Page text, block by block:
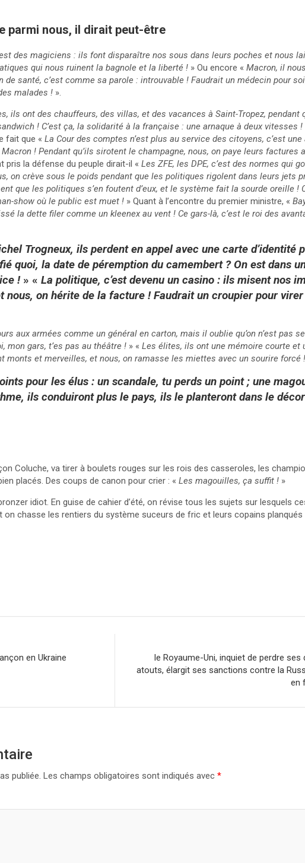
parmi nous, il dirait peut-être
des magiciens : ils font disparaître nos sous dans leurs poches et nous
qui nous ruinent la bagnole et la liberté ! » Ou encore « Macron, il
de santé, c’est comme sa parole : introuvable ! Faudrait un médecin pour
malades ! ».
ils ont des chauffeurs, des villas, et des vacances à Saint-Tropez, pendant
! C’est ça, la solidarité à la française : une arnaque à deux vitesses !
fait que « La Cour des comptes n’est plus au service des citoyens, c’est une
! Pendant qu’ils sirotent le champagne, nous, on paye leurs factures
pris la défense du peuple dirait-il « Les ZFE, les DPE, c’est des normes qui
on crève sous le poids pendant que les politiques rigolent dans leurs jets
que les politiques s’en foutent d’eux, et le système fait la sourde oreille !
show où le public est muet ! » Quant à l’encontre du premier ministre, «
la dette filer comme un kleenex au vent ! Ce gars-là, c’est le roi des
Trogneux, ils perdent en appel avec une carte d’identité
quoi, la date de péremption du camembert ? On est dans
!» « La politique, c’est devenu un casino : ils misent nos
nous, on hérite de la facture ! Faudrait un croupier pour
aux armées comme un général en carton, mais il oublie qu’on n’est pas
mon gars, t’es pas au théâtre ! » « Les élites, ils ont une mémoire courte et
monts et merveilles, et nous, on ramasse les miettes avec un sourire forcé !
pour les élus : un scandale, tu perds un point ; une
ils conduiront plus le pays, ils le planteront dans le
Coluche, va tirer à boulets rouges sur les rois des casseroles, les
placés. Des coups de canon pour crier : « Les magouilles, ça suffit ! »
idiot. En guise de cahier d’été, on révise tous les sujets sur lesquels
on chasse les rentiers du système suceurs de fric et leurs copains planqués
en Ukraine
le Royaume-Uni, inquiet de perdre ses
atouts, élargit ses sanctions contre la
en
publiée. Les champs obligatoires sont indiqués avec *